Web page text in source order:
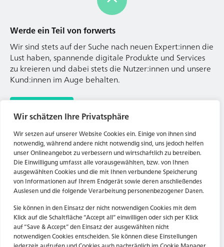
Wir schätzen Ihre Privatsphäre
Wir setzen auf unserer Website Cookies ein. Einige von ihnen sind
notwendig, während andere nicht notwendig sind, uns jedoch helfen
unser Onlineangebot zu verbessern und wirtschaftlich zu betreiben.
Die Einwilligung umfasst alle vorausgewählten, bzw. von Ihnen
ausgewählten Cookies und die mit Ihnen verbundene Speicherung
von Informationen auf Ihrem Endgerät sowie deren anschließendes
Auslesen und die folgende Verarbeitung personenbezogener Daten.
Sie können in den Einsatz der nicht notwendigen Cookies mit dem
Klick auf die Schaltfläche “Accept all” einwilligen oder sich per Klick
auf “Save & Accept” den Einsatz der ausgewählten nicht
notwendigen Cookies entscheiden. Sie können diese Einstellungen
Werde ein Teil von forwerts
Wir sind stets auf der Suche nach neuen Expert:innen die
Lust haben, spannende digitale Produkte und Services
zu kreieren und dabei stets die Nutzer:innen und unsere
Kund:innen im Auge behalten.
Kontakt
Tel. Zentrale: +49 (69) 27273681
E-Mail: kontakt@forwerts.com
FFM – Friedensstraße 11
60311 Frankfurt am Main
→ Anfahrtsplan Frankfurt
HN – Gymnasiumstraße 35